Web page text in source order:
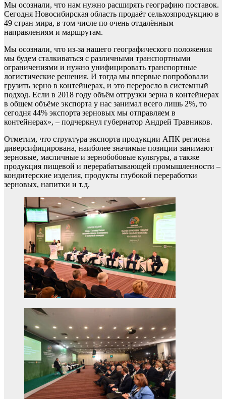
Мы осознали, что нам нужно расширять географию поставок.
Сегодня Новосибирская область продаёт сельхозпродукцию в
49 стран мира, в том числе по очень отдалённым
направлениям и маршрутам.
Мы осознали, что из-за нашего географического положения
мы будем сталкиваться с различными транспортными
ограничениями и нужно унифицировать транспортные
логистические решения. И тогда мы впервые попробовали
грузить зерно в контейнерах, и это переросло в системный
подход. Если в 2018 году объём отгрузки зерна в контейнерах
в общем объёме экспорта у нас занимал всего лишь 2%, то
сегодня 44% экспорта зерновых мы отправляем в
контейнерах», – подчеркнул губернатор Андрей Травников.
Отметим, что структура экспорта продукции АПК региона
диверсифицирована, наиболее значимые позиции занимают
зерновые, масличные и зернобобовые культуры, а также
продукция пищевой и перерабатывающей промышленности –
кондитерские изделия, продукты глубокой переработки
зерновых, напитки и т.д.